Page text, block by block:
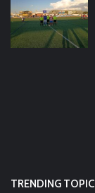
TRENDING